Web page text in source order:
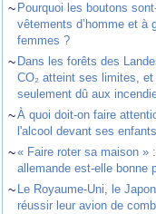
~ Pourquoi les boutons
vêtements d’homme et à
femmes ?
~ Dans les forêts des
CO₂ atteint ses limites, et
seulement dû aux
~À quoi doit-on faire
l'alcool devant ses
~« Faire roter sa maison »
allemande est-elle bonne
~ Le Royaume-Uni, le
réussir leur avion de